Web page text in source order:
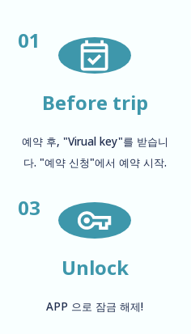
01
Before trip
예약 후, "Virual key"를 받습니
다. "예약 신청"에서 예약 시작.
03
Unlock
APP 으로 잠금 해제!